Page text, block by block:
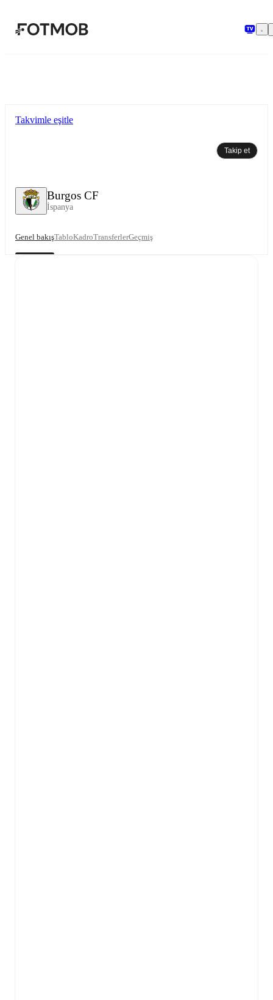
Burgos CF
İspanya
Takvimle eşitle
Takip et
Genel bakışTabloKadroTransferlerGeçmiş